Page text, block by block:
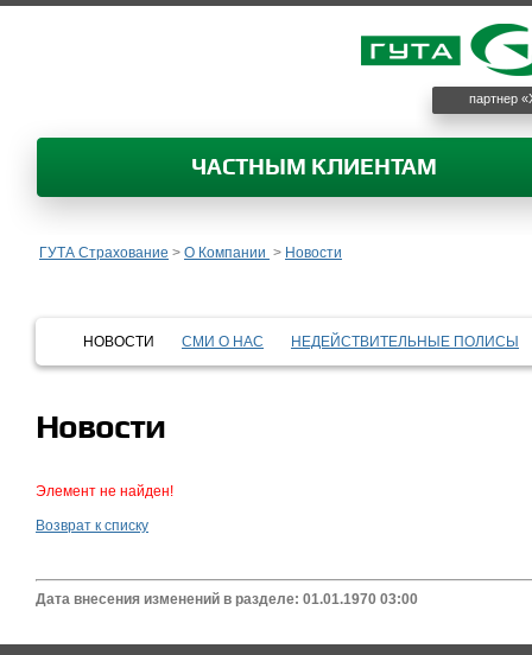
партнер
ЧАСТНЫМ КЛИЕНТАМ
ГУТА Страхование > О Компании > Новости
НОВОСТИ СМИ О НАС НЕДЕЙСТВИТЕЛЬНЫЕ ПОЛИСЫ
Новости
Элемент не найден!
Возврат к списку
Дата внесения изменений в разделе: 01.01.1970 03:00